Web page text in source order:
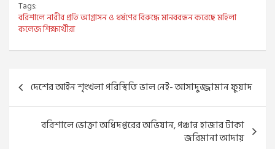
Tags:
বরিশালে নারীর প্রতি আগ্রাসন ও ধর্ষণের বিরুদ্ধে মানববন্ধন করেছে মহিলা
কলেজ শিক্ষার্থীরা
Post
navigation
দেশের আইন শৃংখলা পরিস্থিতি ভাল নেই- আসাদুজ্জামান ফুয়াদ
বরিশালে ভোক্তা অধিদপ্তরের অভিযান, পঞ্চান্ন হাজার টাকা
জরিমানা আদায়